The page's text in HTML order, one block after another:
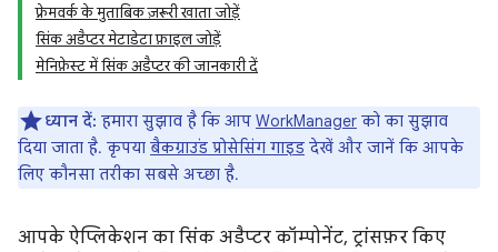
फ़्रेमवर्क के मुताबिक ज़रूरी खाता जोड़ें
सिंक अडैप्टर मेटाडेटा फ़ाइल जोड़ें
मेनिफ़ेस्ट में सिंक अडैप्टर की जानकारी दें
ध्यान दें: हमारा सुझाव है कि आप WorkManager को का सुझाव
दिया जाता है. कृपया बैकग्राउंड प्रोसेसिंग गाइड देखें और जानें कि आपके
लिए कौनसा तरीका सबसे अच्छा है.
आपके ऐप्लिकेशन का सिंक अडैप्टर कॉम्पोनेंट, ट्रांसफ़र किए